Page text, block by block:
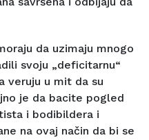
da uzimaju mnogo
svoju „deficitarnu“
veruju u mit da su
je da bacite pogled
i bodibildera i
na ovaj način da bi se